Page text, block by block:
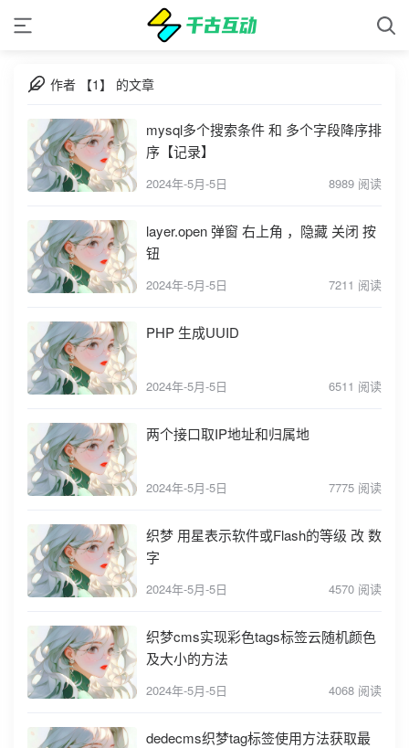
作者 【1】 的文章
mysql多个搜索条件 和 多个字段降序排
序【记录】
2024年-5月-5日 8989 阅读
layer.open 弹窗 右上角 ，隐藏 关闭 按
钮
2024年-5月-5日 7211 阅读
PHP 生成UUID
2024年-5月-5日 6511 阅读
两个接口取IP地址和归属地
2024年-5月-5日 7775 阅读
织梦 用星表示软件或Flash的等级 改 数
字
2024年-5月-5日 4570 阅读
织梦cms实现彩色tags标签云随机颜色
及大小的方法
2024年-5月-5日 4068 阅读
dedecms织梦tag标签使用方法获取最